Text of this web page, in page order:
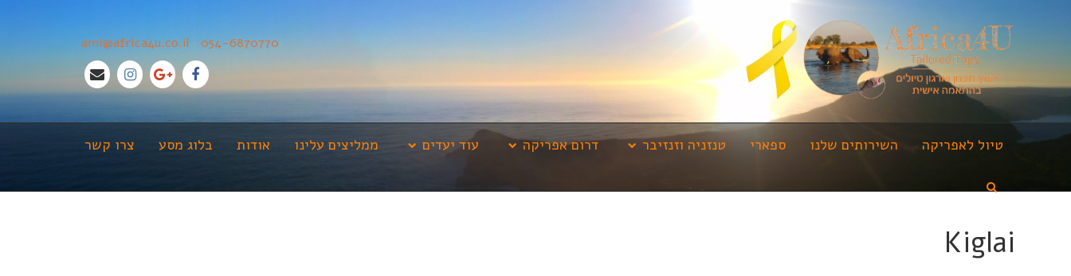
054-6870770
•
ami@africa4u.co.il
טיול לאפריקה השירותים שלנו ספארי טנזניה וזנזיבר דרום אפריקה עוד יעדים ממליצים עלינו אודות בלוג מסע צרו קשר
Kiglai